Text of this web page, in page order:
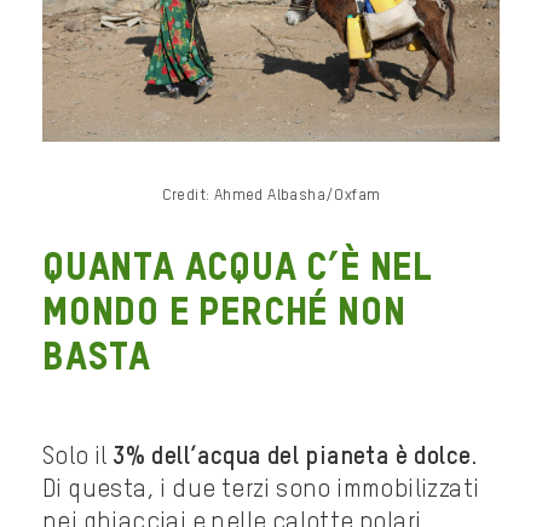
Credit: Ahmed Albasha/Oxfam
Quanta acqua c’è nel
mondo e perché non
basta
Solo il 3% dell’acqua del pianeta è dolce.
Di questa, i due terzi sono immobilizzati